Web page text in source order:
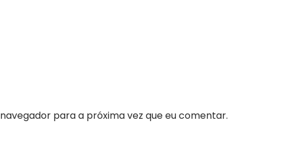
para a próxima vez que eu comentar.